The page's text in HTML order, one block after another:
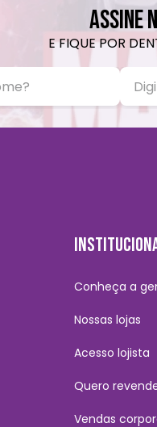
ASSINE
E FIQUE POR
Conheça a
Nossas lojas
Acesso lojista
Quero
Vendas